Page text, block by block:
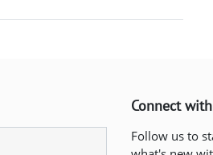
Connect
Follow us to